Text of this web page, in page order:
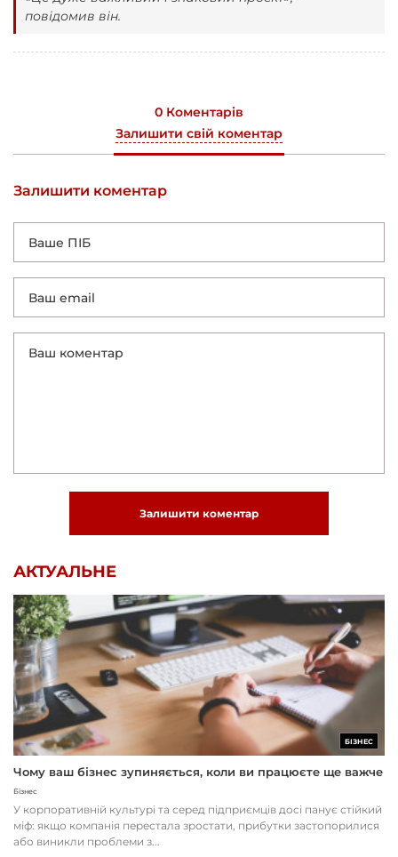
повідомив він.
0 Коментарів
Залишити свій коментар
Залишити коментар
Залишити коментар
АКТУАЛЬНЕ
БІЗНЕС
Чому ваш бізнес зупиняється, коли ви працюєте ще важче
Бізнес
У корпоративній культурі та серед підприємців досі панує стійкий
міф: якщо компанія перестала зростати, прибутки застопорилися
або виникли проблеми з...